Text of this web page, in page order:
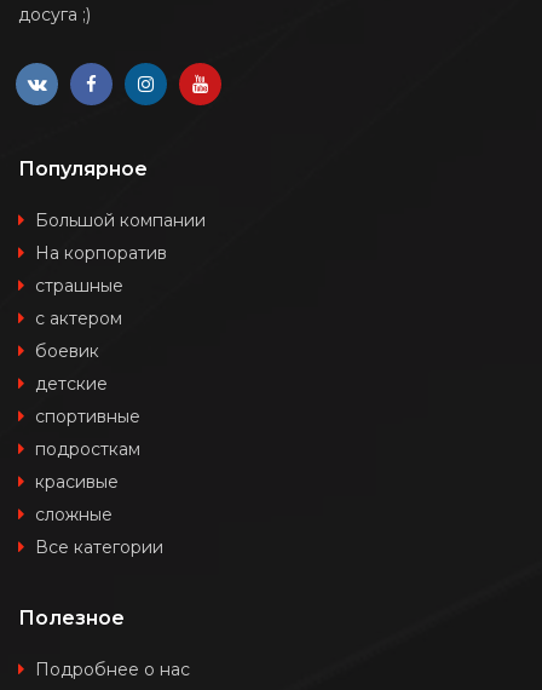
досуга ;)
Популярное
Большой компании
На корпоратив
страшные
с актером
боевик
детские
спортивные
подросткам
красивые
сложные
Все категории
Полезное
Подробнее о нас